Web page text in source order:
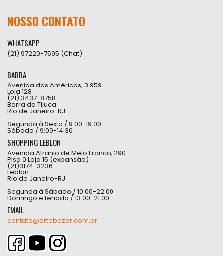
NOSSO CONTATO
WHATSAPP
(21) 97220-7595 (Chat)
BARRA
Avenida das Américas, 3.959
Loja 128
(21) 3437-8758
Barra da Tijuca
Rio de Janeiro-RJ
Segunda à Sexta / 9:00-19:00
Sábado / 9:00-14:30
SHOPPING LEBLON
Avenida Afranio de Melo Franco, 290
Piso 0 Loja 15 (expansão)
(21)3174-3236
Leblon
Rio de Janeiro-RJ
Segunda à Sábado / 10:00-22:00
Domingo e feriado / 13:00-21:00
EMAIL
contato@artebazar.com.br